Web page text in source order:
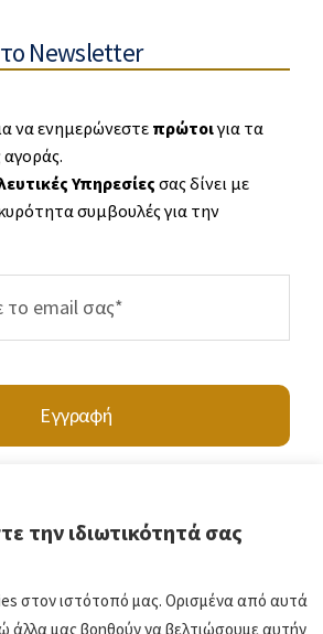
Newsletter
να ενημερώνεστε πρώτοιγια τα
αγοράς.
Υπηρεσίες σας δίνει με
συμβουλές για την
Εγγραφή
σας, συμφωνείτε να επικοινωνήσετε μαζί μας
την ιδιωτικότητά σας
στον ιστότοπό μας. Ορισμένα από αυτά
άλλα μας βοηθούν να βελτιώσουμε αυτήν